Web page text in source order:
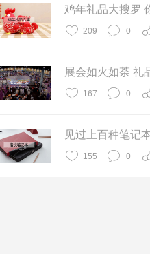
鸡年礼品大搜罗
209 0
展会如火如荼 礼
167 0
见过上百种笔记
155 0